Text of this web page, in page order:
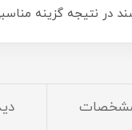
در نتیجه گزینه